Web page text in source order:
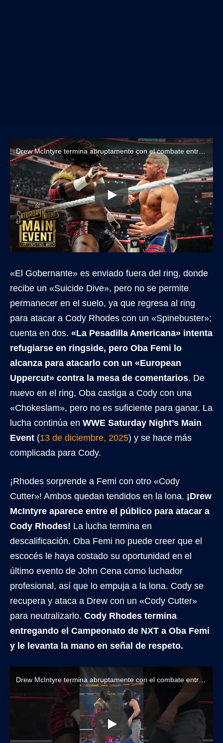
«El Gobernante» es enviado fuera del ring, donde
recibe un «Suicide Dive», pero no se permite
permanecer en el suelo, ya que regresa al ring
para atacar a Cody Rhodes con un «Spinebuster»;
cuenta en dos. «La Pesadilla Americana» intenta
refugiarse en ringside, pero Oba Femi lo
alcanza para atacarlo con un «European
Uppercut» contra la mesa de comentarios. De
nuevo en el ring, Oba castiga a Cody con una
«Chokeslam», pero no es suficiente para ganar. La
lucha continúa en WWE Saturday Night’s Main
Event (13 de diciembre, 2025) y se hace más
complicada para Cody.
¡Rhodes sorprende a Femi con otro «Cody
Cutter»! Ambos quedan tendidos en la lona. ¡Drew
McIntyre aparece entre el público para atacar a
Cody Rhodes! La lucha termina en
descalificación. Oba Femi no puede creer que el
escocés le haya costado su oportunidad en el
último evento de John Cena como luchador
profesional, así que lo empuja a la lona. Cody se
recupera y ataca a Drew con un «Cody Cutter»
para neutralizarlo. Cody Rhodes termina
entregando el Campeonato de NXT a Oba Femi
y le levanta la mano en señal de respeto.